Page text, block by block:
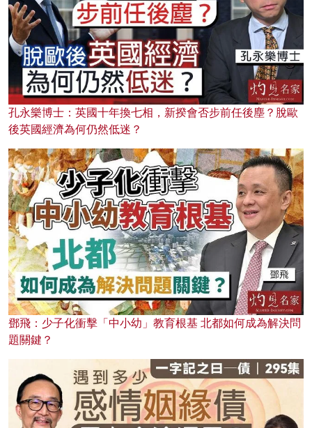
孔永樂博士：英國十年換七相，新揆會否步前任後塵？脫歐
後英國經濟為何仍然低迷？
鄧飛：少子化衝擊「中小幼」教育根基 北都如何成為解決問
題關鍵？